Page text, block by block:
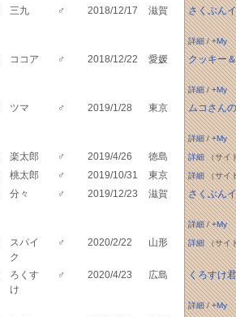
三九 ♂ 2018/12/17 滋賀 さくぶん
詳細/+My
ココア ♂ 2018/12/22 愛媛 クッキー
詳細/+My
ツマ ♂ 2019/1/28 東京 ムコさん
詳細/+My
楽太郎 ♂ 2019/4/26 徳島 詳細（サイ
桃太郎 ♂ 2019/10/31 東京 詳細（サイ
分々 ♂ 2019/12/23 滋賀 さくぶん
詳細/+My
スパイ
ク
♂ 2020/2/22 山形 詳細（サイ
ろくす
け
♂ 2020/4/23 広島 くろすけ君
詳細/+My